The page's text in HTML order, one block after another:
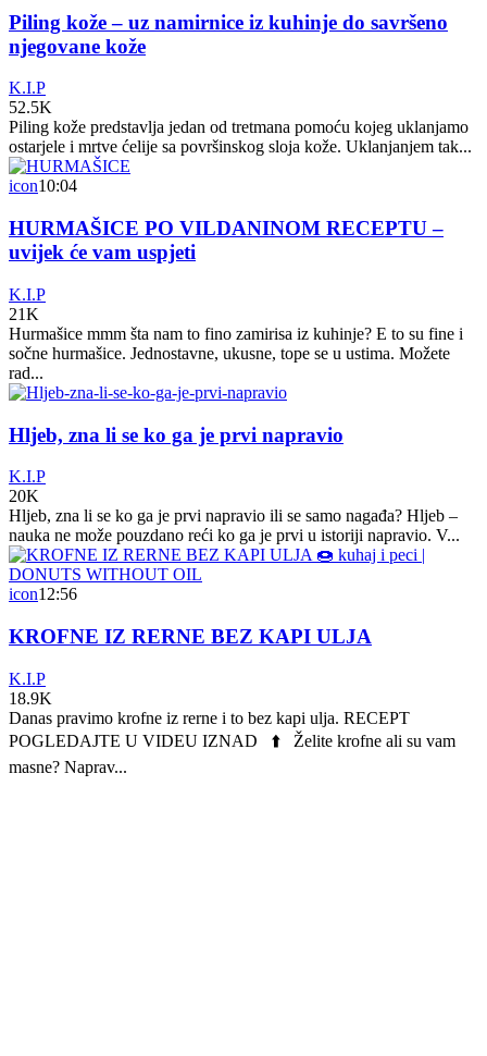
Piling kože – uz namirnice iz kuhinje do savršeno
njegovane kože
K.I.P
52.5K
Piling kože predstavlja jedan od tretmana pomoću kojeg uklanjamo
ostarjele i mrtve ćelije sa površinskog sloja kože. Uklanjanjem tak...
icon10:04
HURMAŠICE PO VILDANINOM RECEPTU –
uvijek će vam uspjeti
K.I.P
21K
Hurmašice mmm šta nam to fino zamirisa iz kuhinje? E to su fine i
sočne hurmašice. Jednostavne, ukusne, tope se u ustima. Možete
rad...
Hljeb, zna li se ko ga je prvi napravio
K.I.P
20K
Hljeb, zna li se ko ga je prvi napravio ili se samo nagađa? Hljeb –
nauka ne može pouzdano reći ko ga je prvi u istoriji napravio. V...
icon12:56
KROFNE IZ RERNE BEZ KAPI ULJA
K.I.P
18.9K
Danas pravimo krofne iz rerne i to bez kapi ulja. RECEPT
POGLEDAJTE U VIDEU IZNAD ⬆️ Želite krofne ali su vam
masne? Naprav...